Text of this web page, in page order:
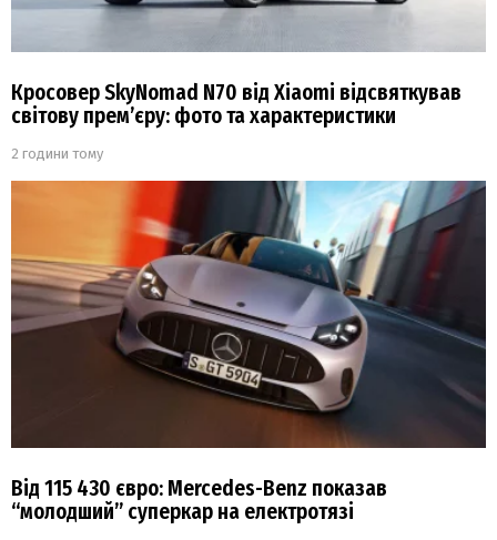
Кросовер SkyNomad N70 від Xiaomi відсвяткував
світову прем’єру: фото та характеристики
2 години тому
Від 115 430 євро: Mercedes-Benz показав
“молодший” суперкар на електротязі